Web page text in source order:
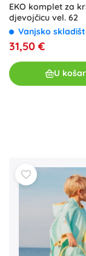
EKO komplet za
djevojčicu vel. 62
Vanjsko
31,50 €
U